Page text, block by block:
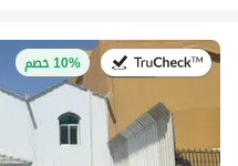
في:27 يوليو 202610% خصم